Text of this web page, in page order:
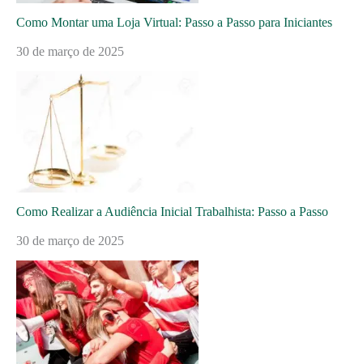
Como Montar uma Loja Virtual: Passo a Passo para Iniciantes
30 de março de 2025
Como Realizar a Audiência Inicial Trabalhista: Passo a Passo
30 de março de 2025